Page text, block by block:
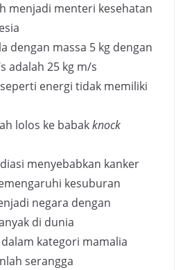
menjadi menteri kesehatan
dengan massa 5 kg dengan
adalah 25 kg m/s
energi tidak memiliki
lolos ke babakknock
menyebabkan kanker
kesuburan
negara dengan
di dunia
kategori mamalia
serangga